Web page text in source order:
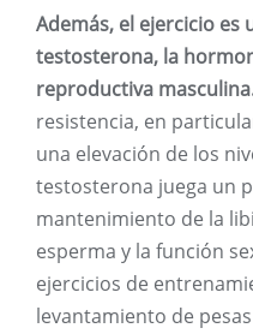
Además, el ejercicio
testosterona, la
reproductiva
resistencia, en
una elevación de los
testosterona juega un
mantenimiento de la
esperma y la función
ejercicios de
levantamiento de